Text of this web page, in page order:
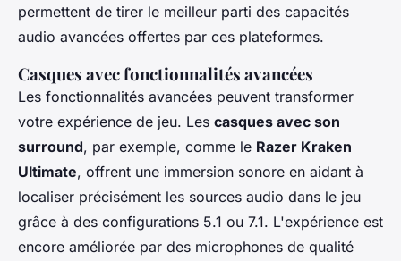
permettent de tirer le meilleur parti des capacités
audio avancées offertes par ces plateformes.
Casques avec fonctionnalités avancées
Les fonctionnalités avancées peuvent transformer
votre expérience de jeu. Les casques avec son
surround, par exemple, comme le Razer Kraken
Ultimate, offrent une immersion sonore en aidant à
localiser précisément les sources audio dans le jeu
grâce à des configurations 5.1 ou 7.1. L'expérience est
encore améliorée par des microphones de qualité